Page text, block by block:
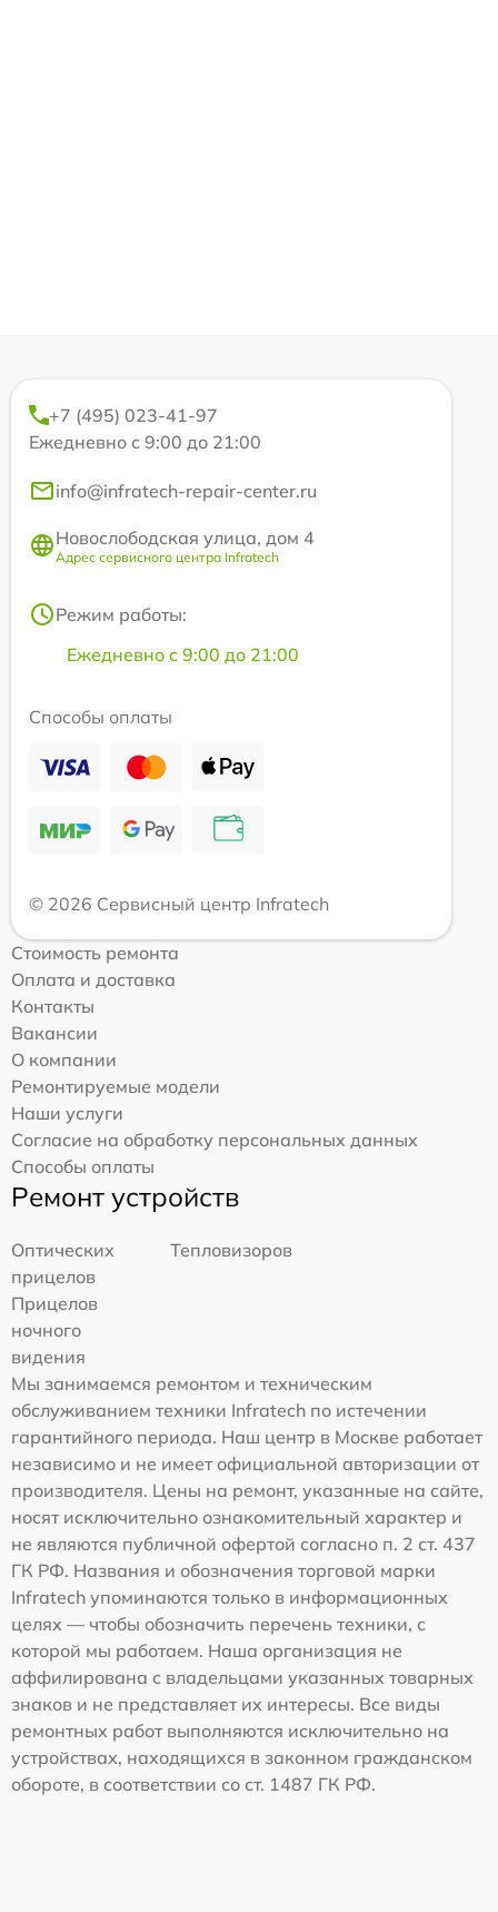
+7 (495) 023-41-97
Ежедневно с 9:00 до 21:00
info@infratech-repair-center.ru
Новослободская улица, дом 4
Адрес сервисного центра Infratech
Режим работы:
Ежедневно с 9:00 до 21:00
Способы оплаты
© 2026 Сервисный центр Infratech
Стоимость ремонта
Оплата и доставка
Контакты
Вакансии
О компании
Ремонтируемые модели
Наши услуги
Согласие на обработку персональных данных
Способы оплаты
Ремонт устройств
Оптических
прицелов
Тепловизоров
Прицелов
ночного
видения
Мы занимаемся ремонтом и техническим
обслуживанием техники Infratech по истечении
гарантийного периода. Наш центр в Москве работает
независимо и не имеет официальной авторизации от
производителя. Цены на ремонт, указанные на сайте,
носят исключительно ознакомительный характер и
не являются публичной офертой согласно п. 2 ст. 437
ГК РФ. Названия и обозначения торговой марки
Infratech упоминаются только в информационных
целях — чтобы обозначить перечень техники, с
которой мы работаем. Наша организация не
аффилирована с владельцами указанных товарных
знаков и не представляет их интересы. Все виды
ремонтных работ выполняются исключительно на
устройствах, находящихся в законном гражданском
обороте, в соответствии со ст. 1487 ГК РФ.